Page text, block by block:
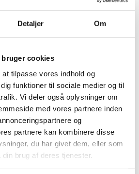
Detaljer Om
bruger cookies
tilpasse vores indhold og
funktioner til sociale medier og til
Vi deler også oplysninger om
med vores partnere inden
og
partnere kan kombinere disse
du har givet dem, eller som
brug af deres tjenester.
DENMARK